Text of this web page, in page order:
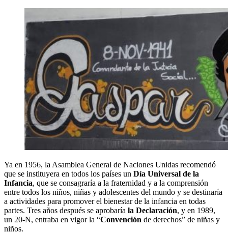
Ya en 1956, la Asamblea General de Naciones Unidas recomendó
que se instituyera en todos los países un Día Universal de la
Infancia, que se consagraría a la fraternidad y a la comprensión
entre todos los niños, niñas y adolescentes del mundo y se destinaría
a actividades para promover el bienestar de la infancia en todas
partes. Tres años después se aprobaría la Declaración, y en 1989,
un 20-N, entraba en vigor la “Convención de derechos” de niñas y
niños.